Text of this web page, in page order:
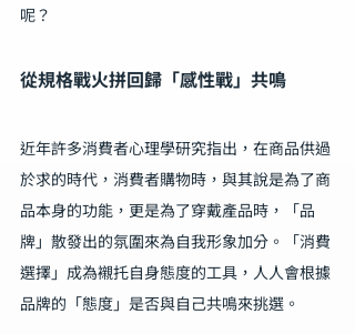
呢？
從規格戰火拼回歸「感性戰」共鳴
近年許多消費者心理學研究指出，在商品供過
於求的時代，消費者購物時，與其說是為了商
品本身的功能，更是為了穿戴產品時，「品
牌」散發出的氛圍來為自我形象加分。「消費
選擇」成為襯托自身態度的工具，人人會根據
品牌的「態度」是否與自己共鳴來挑選。